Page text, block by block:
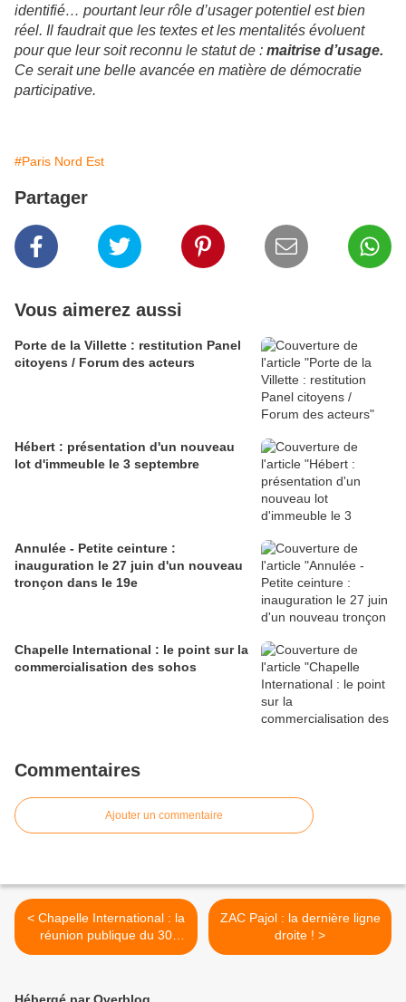
identifié… pourtant leur rôle d’usager potentiel est bien
réel. Il faudrait que les textes et les mentalités évoluent
pour que leur soit reconnu le statut de : maitrise d’usage.
Ce serait une belle avancée en matière de démocratie
participative.
#Paris Nord Est
Partager
Vous aimerez aussi
Porte de la Villette : restitution Panel
citoyens / Forum des acteurs
Hébert : présentation d'un nouveau
lot d'immeuble le 3 septembre
Annulée - Petite ceinture :
inauguration le 27 juin d'un nouveau
tronçon dans le 19e
Chapelle International : le point sur la
commercialisation des sohos
Commentaires
Ajouter un commentaire
< Chapelle International : la
réunion publique du 30
novembre et le comité de
ZAC Pajol : la dernière ligne
droite ! >